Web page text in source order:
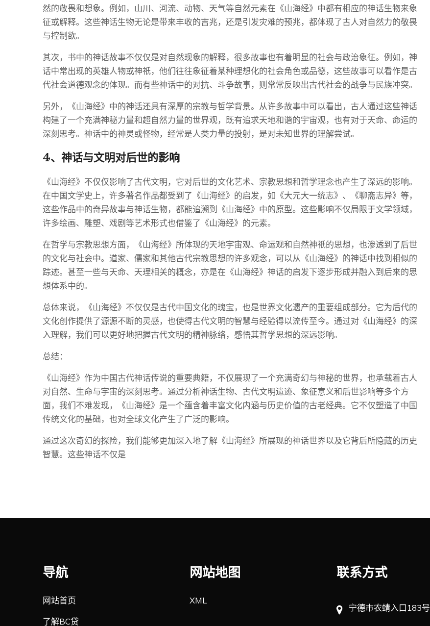
然的敬畏和想象。例如，山川、河流、动物、天气等自然元素在《山海经》中都有相应的神话生物来象
征或解释。这些神话生物无论是带来丰收的吉兆，还是引发灾难的预兆，都体现了古人对自然力的敬畏
与控制欲。
其次，书中的神话故事不仅仅是对自然现象的解释，很多故事也有着明显的社会与政治象征。例如，神
话中常出现的英雄人物或神祇，他们往往象征着某种理想化的社会角色或品德，这些故事可以看作是古
代社会道德观念的体现。而有些神话中的对抗、斗争故事，则常常反映出古代社会的战争与民族冲突。
另外，《山海经》中的神话还具有深厚的宗教与哲学背景。从许多故事中可以看出，古人通过这些神话
构建了一个充满神秘力量和超自然力量的世界观，既有追求天地和谐的宇宙观，也有对于天命、命运的
深刻思考。神话中的神灵或怪物，经常是人类力量的投射，是对未知世界的理解尝试。
4、神话与文明对后世的影响
《山海经》不仅仅影响了古代文明，它对后世的文化艺术、宗教思想和哲学理念也产生了深远的影响。
在中国文学史上，许多著名作品都受到了《山海经》的启发，如《大元大一统志》、《聊斋志异》等，
这些作品中的奇异故事与神话生物，都能追溯到《山海经》中的原型。这些影响不仅局限于文学领域，
许多绘画、雕塑、戏剧等艺术形式也借鉴了《山海经》的元素。
在哲学与宗教思想方面，《山海经》所体现的天地宇宙观、命运观和自然神祇的思想，也渗透到了后世
的文化与社会中。道家、儒家和其他古代宗教思想的许多观念，可以从《山海经》的神话中找到相似的
踪迹。甚至一些与天命、天理相关的概念，亦是在《山海经》神话的启发下逐步形成并融入到后来的思
想体系中的。
总体来说，《山海经》不仅仅是古代中国文化的瑰宝，也是世界文化遗产的重要组成部分。它为后代的
文化创作提供了源源不断的灵感，也使得古代文明的智慧与经验得以流传至今。通过对《山海经》的深
入理解，我们可以更好地把握古代文明的精神脉络，感悟其哲学思想的深远影响。
总结：
《山海经》作为中国古代神话传说的重要典籍，不仅展现了一个充满奇幻与神秘的世界，也承载着古人
对自然、生命与宇宙的深刻思考。通过分析神话生物、古代文明遗迹、象征意义和后世影响等多个方
面，我们不难发现，《山海经》是一个蕴含着丰富文化内涵与历史价值的古老经典。它不仅塑造了中国
传统文化的基础，也对全球文化产生了广泛的影响。
通过这次奇幻的探险，我们能够更加深入地了解《山海经》所展现的神话世界以及它背后所隐藏的历史
智慧。这些神话不仅是
导航
网站首页
了解BC贷
网站地图
XML
联系方式
宁德市农蜻入口183号